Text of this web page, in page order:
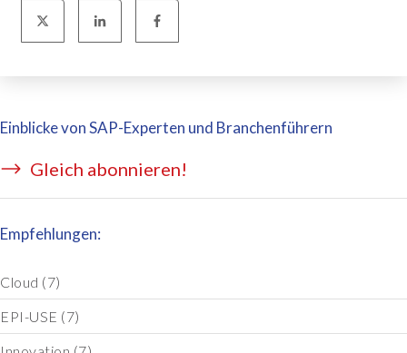
Einblicke von SAP-Experten und Branchenführern
Gleich abonnieren!
Empfehlungen:
Cloud (7)
EPI-USE (7)